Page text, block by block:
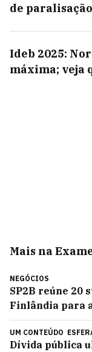
de paralisação
Ideb 2025:
máxima; veja
Mais na
NEGÓCIOS
SP2B reúne 20
Finlândia para
UM CONTEÚDO
Dívida pública